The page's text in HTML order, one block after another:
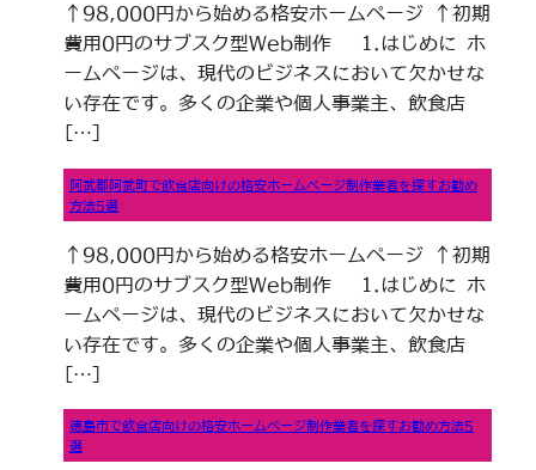
↑98,000円から始める格安ホームページ ↑初期
費用0円のサブスク型Web制作 1.はじめに ホ
ームページは、現代のビジネスにおいて欠かせな
い存在です。多くの企業や個人事業主、飲食店
[…]
阿武郡阿武町で飲食店向けの格安ホームページ制作業者を探すお勧め
方法5選
↑98,000円から始める格安ホームページ ↑初期
費用0円のサブスク型Web制作 1.はじめに ホ
ームページは、現代のビジネスにおいて欠かせな
い存在です。多くの企業や個人事業主、飲食店
[…]
徳島市で飲食店向けの格安ホームページ制作業者を探すお勧め方法5
選